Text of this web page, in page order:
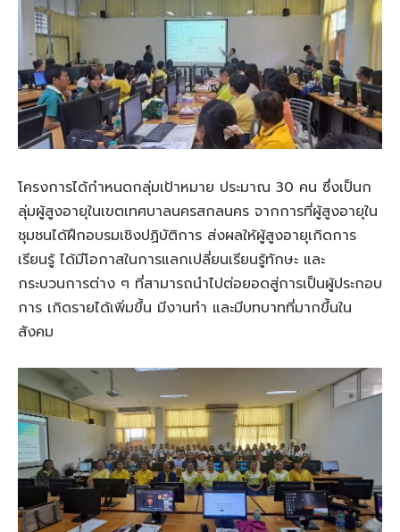
โครงการได้กำหนดกลุ่มเป้าหมาย ประมาณ 30 คน ซึ่งเป็นก
ลุ่มผู้สูงอายุในเขตเทศบาลนครสกลนคร จากการที่ผู้สูงอายุใน
ชุมชนได้ฝึกอบรมเชิงปฏิบัติการ ส่งผลให้ผู้สูงอายุเกิดการ
เรียนรู้ ได้มีโอกาสในการแลกเปลี่ยนเรียนรู้ทักษะ และ
กระบวนการต่าง ๆ ที่สามารถนำไปต่อยอดสู่การเป็นผู้ประกอบ
การ เกิดรายได้เพิ่มขึ้น มีงานทำ และมีบทบาทที่มากขึ้นใน
สังคม